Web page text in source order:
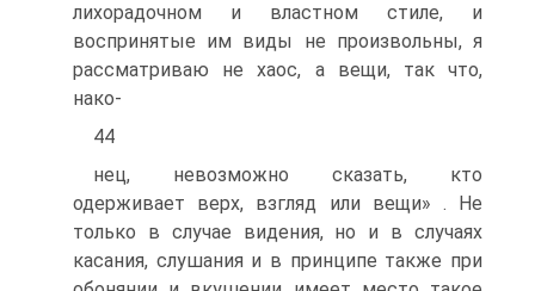
лихорадочном и властном стиле, и
воспринятые им ви­ды не произвольны, я
рассматриваю не хаос, а вещи, так что,
нако-
44
нец, невозможно сказать, кто
одерживает верх, взгляд или вещи» . Не
только в случае видения, но и в случаях
касания, слушания и в принципе также при